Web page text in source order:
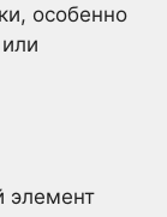
особенно
элемент